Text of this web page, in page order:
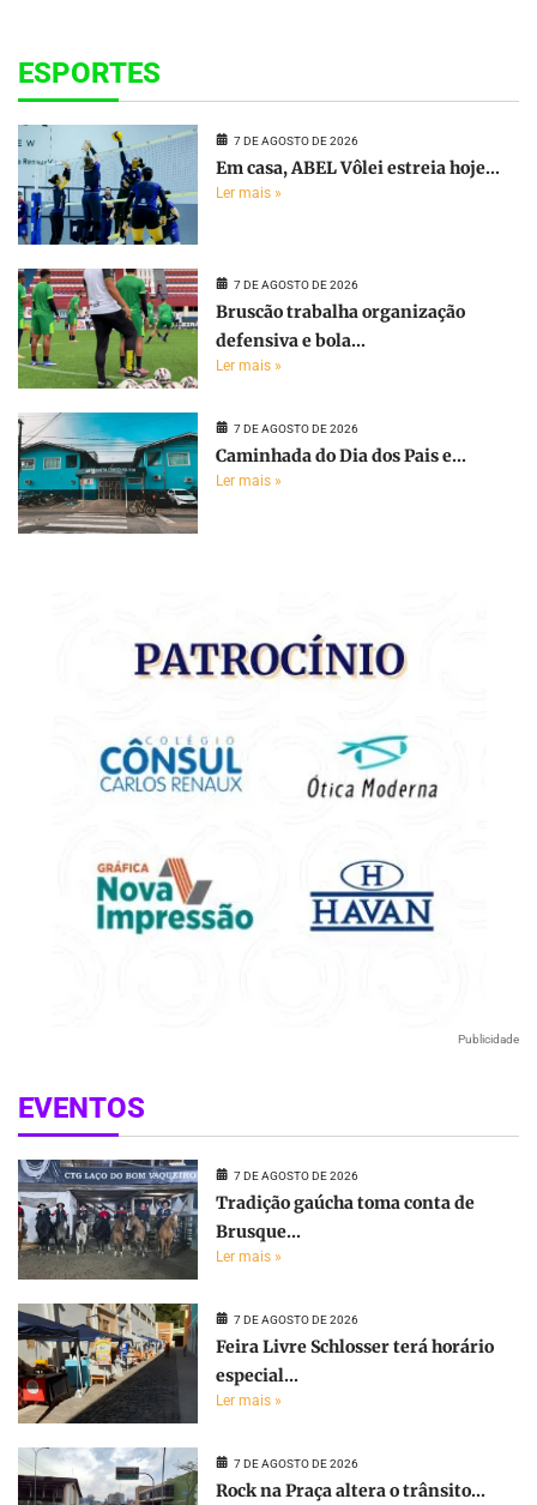
ESPORTES
7 DE AGOSTO DE 2026
Em casa, ABEL Vôlei estreia hoje...
Ler mais »
7 DE AGOSTO DE 2026
Bruscão trabalha organização
defensiva e bola...
Ler mais »
7 DE AGOSTO DE 2026
Caminhada do Dia dos Pais e...
Ler mais »
Publicidade
EVENTOS
7 DE AGOSTO DE 2026
Tradição gaúcha toma conta de
Brusque...
Ler mais »
7 DE AGOSTO DE 2026
Feira Livre Schlosser terá horário
especial...
Ler mais »
7 DE AGOSTO DE 2026
Rock na Praça altera o trânsito...